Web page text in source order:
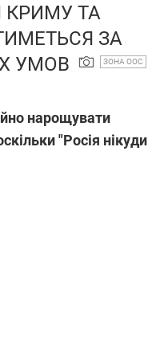
КРИМУ ТА
ЗА
УМОВ
ЗОНА ООС
нарощувати
"Росія нікуди